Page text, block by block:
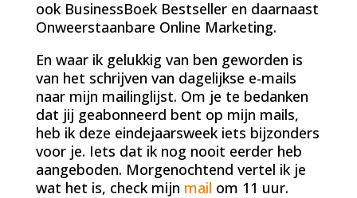
ook BusinessBoek Bestseller en daarnaast
Onweerstaanbare Online Marketing.
En waar ik gelukkig van ben geworden is
van het schrijven van dagelijkse e-mails
naar mijn mailinglijst. Om je te bedanken
dat jij geabonneerd bent op mijn mails,
heb ik deze eindejaarsweek iets bijzonders
voor je. Iets dat ik nog nooit eerder heb
aangeboden. Morgenochtend vertel ik je
wat het is, check mijn mail om 11 uur.